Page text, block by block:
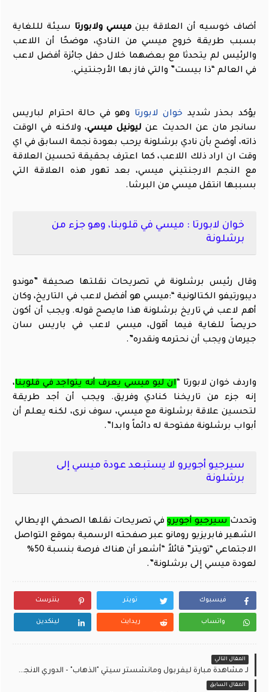
أضاف خوسيه أن العلاقة بين ميسي ولابورتا سيئة لللغاية
بسبب طريقة خروج ميسي من النادي، موضحًا أن اللاعب
والرئيس لم يتحدثا مع بعضهما خلال حفل جائزة أفضل لاعب
في العالم “ذا بيست” والتي فاز بها الأرجنتيني.
يؤكد بحذر شديد خوان لابورتا وهو في حالة احترام لباريس
سانجر مان عن الحديث عن ليونيل ميسي، ولاكنه في الوقت
ذاته، أوضح بأن نادي برشلونة يرحب بعودة نجمة السابق في اي
وقت ان اراد ذلك اللاعب، كما اعترف بحقيقة تحسين العلاقة
مع النجم الارجنتيني ميسي، بعد تهور هذه العلاقة التي
بسببها انتقل ميسي من البرشا.
خوان لابورتا : ميسي في قلوبنا، وهو جزء من
برشلونة
وقال رئيس برشلونة في تصريحات نقلتها صحيفة ”موندو
ديبورتيفو الكتالونية “:ميسي هو أفضل لاعب في التاريخ، وكان
أهم لاعب في تاريخ برشلونة هذا مايصح قوله. ويجب أن أكون
حريصاً للغاية فيما أقول، ميسي لاعب في باريس سان
جيرمان ويجب أن نحترمه ونقدره”.
واردف خوان لابورتا “ان ليو ميسي يعرف أنه يتواجد في قلوبنا،
إنه جزء من تاريخنا كنادي وفريق. ويجب أن أجد طريقة
لتحسين علاقة برشلونة مع ميسي، سوف نرى، لكنه يعلم أن
أبواب برشلونة مفتوحة له دائماً وابدا”.
سيرجيو أجويرو لا يستبعد عودة ميسي إلى
برشلونة
وتحدث سيرجيو أجويرو في تصريحات نقلها الصحفي الإيطالي
الشهير فابريزيو رومانو عبر صفحته الرسمية بموقع التواصل
الاجتماعي “تويتر” قائلاً “أشعر أن هناك فرصة بنسبة 50%
لعودة ميسي إلى برشلونة”.
فيسبوك تويتر بنترست
واتساب ريدايت لينكدين
المقال التالي
لـ مشاهدة مبارة ليفربول ومانشستر سيتي "الذهاب" - الدوري الانجليزي الممتاز
المقال السابق